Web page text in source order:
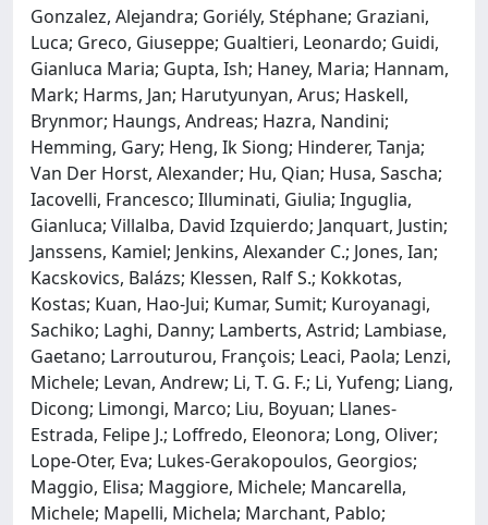
Gonzalez, Alejandra; Goriély, Stéphane; Graziani,
Luca; Greco, Giuseppe; Gualtieri, Leonardo; Guidi,
Gianluca Maria; Gupta, Ish; Haney, Maria; Hannam,
Mark; Harms, Jan; Harutyunyan, Arus; Haskell,
Brynmor; Haungs, Andreas; Hazra, Nandini;
Hemming, Gary; Heng, Ik Siong; Hinderer, Tanja;
Van Der Horst, Alexander; Hu, Qian; Husa, Sascha;
Iacovelli, Francesco; Illuminati, Giulia; Inguglia,
Gianluca; Villalba, David Izquierdo; Janquart, Justin;
Janssens, Kamiel; Jenkins, Alexander C.; Jones, Ian;
Kacskovics, Balázs; Klessen, Ralf S.; Kokkotas,
Kostas; Kuan, Hao-Jui; Kumar, Sumit; Kuroyanagi,
Sachiko; Laghi, Danny; Lamberts, Astrid; Lambiase,
Gaetano; Larrouturou, François; Leaci, Paola; Lenzi,
Michele; Levan, Andrew; Li, T. G. F.; Li, Yufeng; Liang,
Dicong; Limongi, Marco; Liu, Boyuan; Llanes-
Estrada, Felipe J.; Loffredo, Eleonora; Long, Oliver;
Lope-Oter, Eva; Lukes-Gerakopoulos, Georgios;
Maggio, Elisa; Maggiore, Michele; Mancarella,
Michele; Mapelli, Michela; Marchant, Pablo;